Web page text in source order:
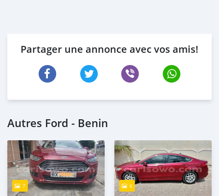
Partager une annonce avec vos amis!
Autres Ford - Benin
7 6